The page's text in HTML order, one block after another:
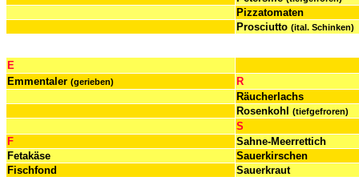
Pizzatomaten
Prosciutto (ital. Schinken)
E
Emmentaler (gerieben)
R
Räucherlachs
Rosenkohl
(tiefgefroren)
S
F
Sahne-Meerrettich
Fetakäse
Sauerkirschen
Fischfond
Sauerkraut